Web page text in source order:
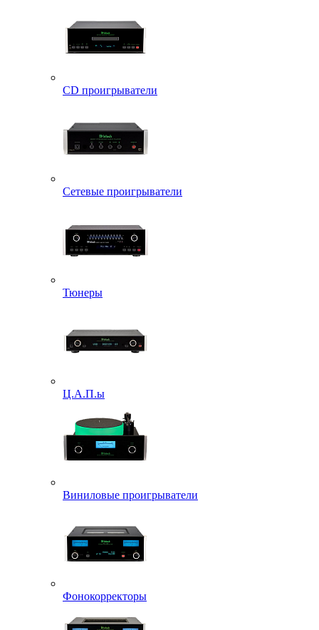
CD проигрыватели
Сетевые проигрыватели
Тюнеры
Ц.А.П.ы
Виниловые проигрыватели
Фонокорректоры